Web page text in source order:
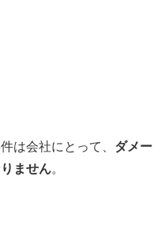
は会社にとって、 ダメー
ません。